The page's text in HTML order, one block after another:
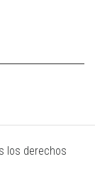
los derechos